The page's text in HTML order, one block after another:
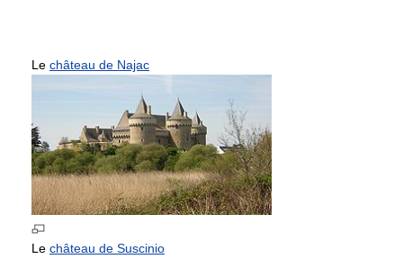
Le château de Najac
Le château de Suscinio